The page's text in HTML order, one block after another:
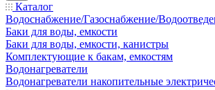
Каталог
Водоснабжение/Газоснабжение/
Баки для воды, емкости
Баки для воды, емкости, канистры
Комплектующие к бакам, емкостям
Водонагреватели
Водонагреватели накопительные